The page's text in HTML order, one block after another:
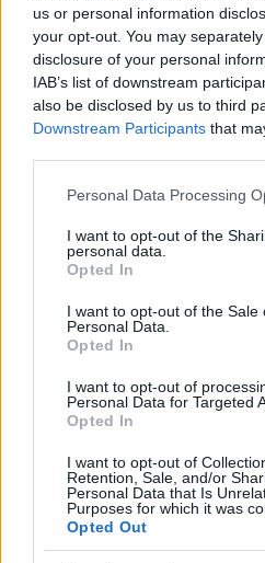
us or personal information
your opt-out. You may
disclosure of your personal
IAB’s list of downstream
also be disclosed by us to third
Downstream Participants that
Please note that this website/
not limited to your visit or usage
grant or deny consent to Google
use your data for below
consent section.
Personal Data Processing
I want to opt-out of the
personal data.
Opted In
I want to opt-out of the Sale
Personal Data.
Opted In
I want to opt-out of
Personal Data for Targeted
Opted In
I want to opt-out of
Retention, Sale, and/or
Personal Data that Is
Purposes for which it was
Opted Out